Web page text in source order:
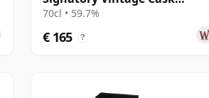
Strength Collection Single
70cl • 59.7%
€ 165 ?